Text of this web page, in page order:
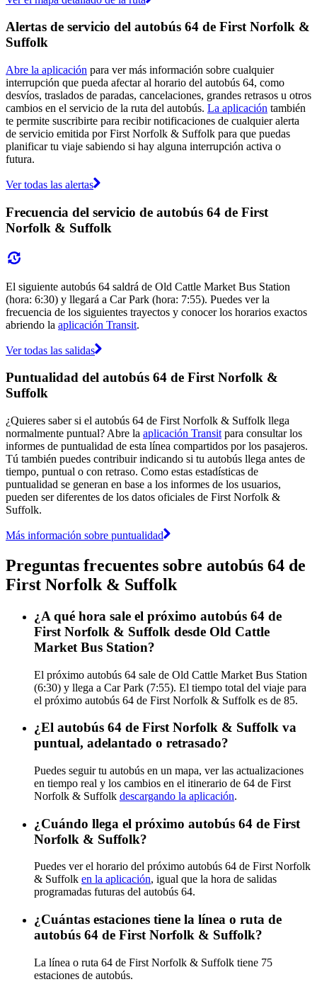
Alertas de servicio del autobús 64 de First Norfolk &
Suffolk
Abre la aplicación para ver más información sobre cualquier
interrupción que pueda afectar al horario del autobús 64, como
desvíos, traslados de paradas, cancelaciones, grandes retrasos u otros
cambios en el servicio de la ruta del autobús. La aplicación también
te permite suscribirte para recibir notificaciones de cualquier alerta
de servicio emitida por First Norfolk & Suffolk para que puedas
planificar tu viaje sabiendo si hay alguna interrupción activa o
futura.
Ver todas las alertas
Frecuencia del servicio de autobús 64 de First
Norfolk & Suffolk
El siguiente autobús 64 saldrá de Old Cattle Market Bus Station
(hora: 6:30) y llegará a Car Park (hora: 7:55). Puedes ver la
frecuencia de los siguientes trayectos y conocer los horarios exactos
abriendo la aplicación Transit.
Ver todas las salidas
Puntualidad del autobús 64 de First Norfolk &
Suffolk
¿Quieres saber si el autobús 64 de First Norfolk & Suffolk llega
normalmente puntual? Abre la aplicación Transit para consultar los
informes de puntualidad de esta línea compartidos por los pasajeros.
Tú también puedes contribuir indicando si tu autobús llega antes de
tiempo, puntual o con retraso. Como estas estadísticas de
puntualidad se generan en base a los informes de los usuarios,
pueden ser diferentes de los datos oficiales de First Norfolk &
Suffolk.
Más información sobre puntualidad
Preguntas frecuentes sobre autobús 64 de
First Norfolk & Suffolk
¿A qué hora sale el próximo autobús 64 de
First Norfolk & Suffolk desde Old Cattle
Market Bus Station?
El próximo autobús 64 sale de Old Cattle Market Bus Station
(6:30) y llega a Car Park (7:55). El tiempo total del viaje para
el próximo autobús 64 de First Norfolk & Suffolk es de 85.
¿El autobús 64 de First Norfolk & Suffolk va
puntual, adelantado o retrasado?
Puedes seguir tu autobús en un mapa, ver las actualizaciones
en tiempo real y los cambios en el itinerario de 64 de First
Norfolk & Suffolk descargando la aplicación.
¿Cuándo llega el próximo autobús 64 de First
Norfolk & Suffolk?
Puedes ver el horario del próximo autobús 64 de First Norfolk
& Suffolk en la aplicación, igual que la hora de salidas
programadas futuras del autobús 64.
¿Cuántas estaciones tiene la línea o ruta de
autobús 64 de First Norfolk & Suffolk?
La línea o ruta 64 de First Norfolk & Suffolk tiene 75
estaciones de autobús.